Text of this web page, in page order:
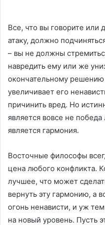
Все, что вы говорите или
атаку, должно
– вы не должны
навредить ему или же
окончательному
увеличивает его
причинить вред. Но
является вовсе не
является гармония.
Восточные философы
цена любого конфликта.
лучшее, что может
вернуть эту гармонию, а
огонь ненависти, и уж
на новый уровень. Пусть